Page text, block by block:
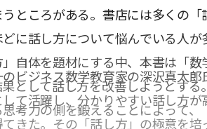
ところがある。書店には多くの「
に話し方について悩んでいる人が
自体を題材にする中、本書は「数
果として話し方を改善しようとす
考力の側を鍛えることによって、
ビジネス数学教育家の深沢真太郎
て活躍し、分かりやすい話し方
きた。その「話し方」の極意を培